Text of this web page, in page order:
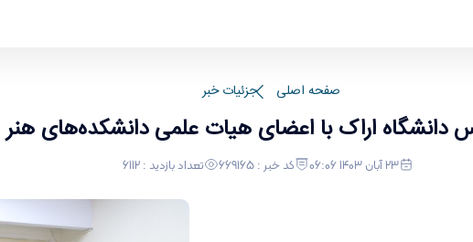
صفحه اصلی جزئیات خبر
دانشگاه اراک با اعضای هیات علمی دانشکده‌های
23 آبان 1403 06:06 کد خبر : 669165 تعداد بازدید : 6112